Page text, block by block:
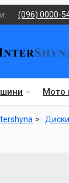
(096) 0000-
шини Мото
Диски